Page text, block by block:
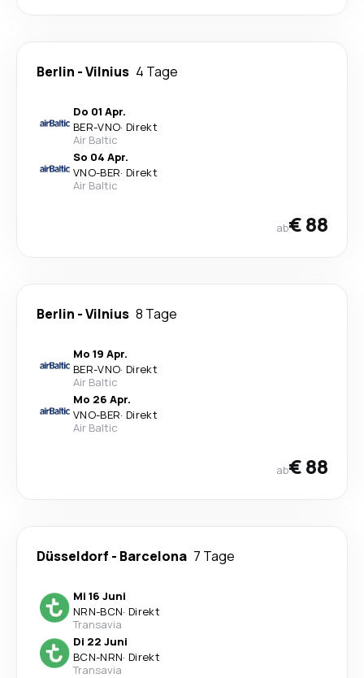
Berlin -Vilnius 4 Tage
Do 01 Apr.
BER-VNO· Direkt
Air Baltic
So 04 Apr.
VNO-BER· Direkt
Air Baltic
ab€ 88
Berlin -Vilnius 8 Tage
Mo 19 Apr.
BER-VNO· Direkt
Air Baltic
Mo 26 Apr.
VNO-BER· Direkt
Air Baltic
ab€ 88
Düsseldorf - Barcelona 7 Tage
Mi 16 Juni
NRN-BCN· Direkt
Transavia
Di 22 Juni
BCN-NRN· Direkt
Transavia